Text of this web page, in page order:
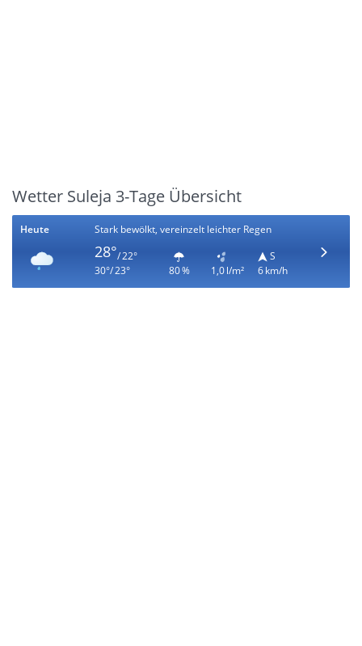
Wetter Suleja 3-Tage Übersicht
Heute Stark bewölkt, vereinzelt leichter Regen
28°/ 22°
30°/ 23°
80 % 1,0 l/m²
S
6 km/h